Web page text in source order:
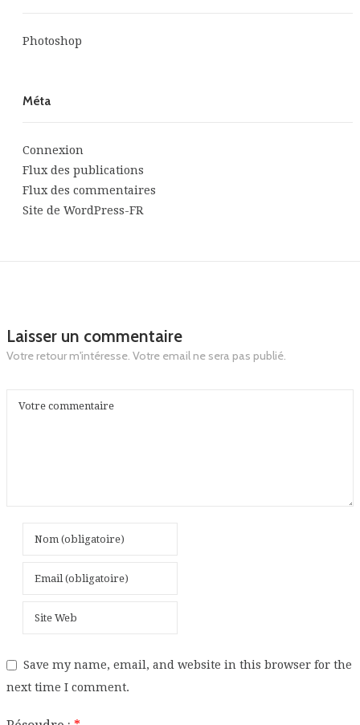
Photoshop
Méta
Connexion
Flux des publications
Flux des commentaires
Site de WordPress-FR
Laisser un commentaire
Votre retour m'intéresse. Votre email ne sera pas publié.
Save my name, email, and website in this browser for the
next time I comment.